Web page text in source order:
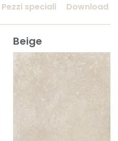
Pezzi speciali Download
Beige